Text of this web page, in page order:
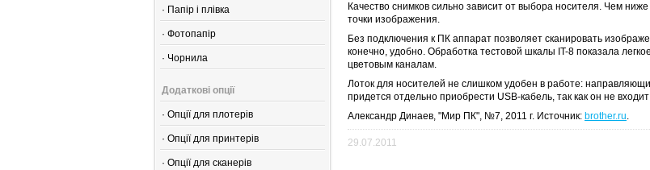
· Папір і плівка
· Фотопапір
· Чорнила
Додаткові опції
· Опції для плотерів
· Опції для принтерів
· Опції для сканерів
Качество снимков сильно зависит от выбора носителя. Чем
точки изображения.
Без подключения к ПК аппарат позволяет сканировать
конечно, удобно. Обработка тестовой шкалы IT-8 показала
цветовым каналам.
Лоток для носителей не слишком удобен в работе:
придется отдельно приобрести USB-кабель, так как он не
Александр Динаев, "Мир ПК", №7, 2011 г. Источник: brother.ru.
29.07.2011